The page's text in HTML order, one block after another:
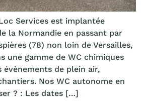
Services est implantée
la Normandie en passant par
(78) non loin de Versailles,
une gamme de WC chimiques
de plein air,
Nos WC autonome en
? : Les dates […]